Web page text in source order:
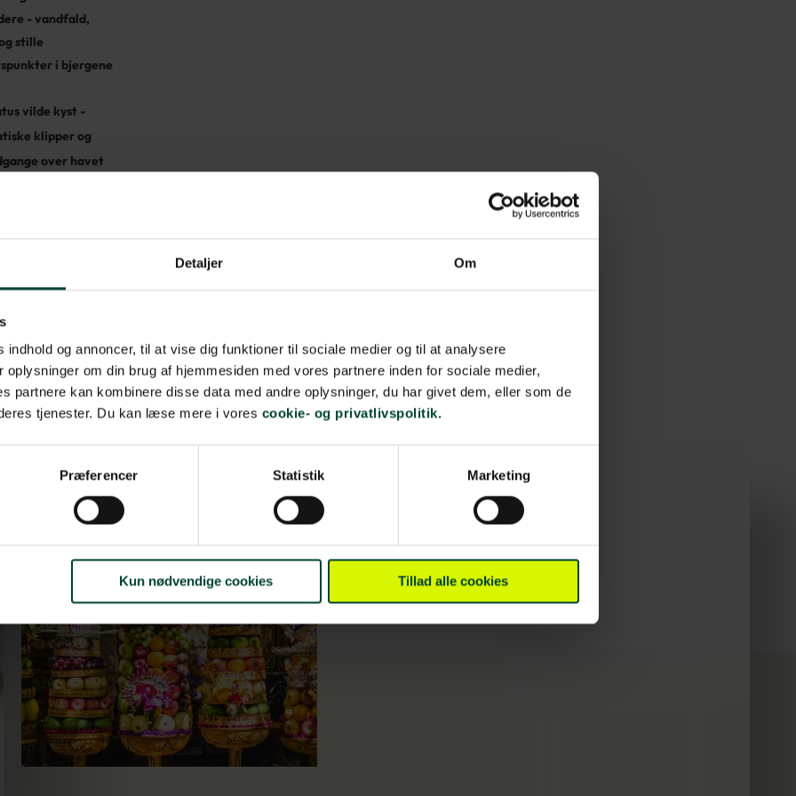
Detaljer Om
indhold og annoncer, til at vise dig funktioner til sociale medier og til at analysere
oplysninger om din brug af hjemmesiden med vores partnere inden for sociale medier,
partnere kan kombinere disse data med andre oplysninger, du har givet dem, eller som de
tjenester. Du kan læse mere i vores cookie- og privatlivspolitik.
Præferencer Statistik Marketing
Kun nødvendige cookies Tillad alle cookies
- vandfald,
stille
i bjergene
vilde kyst -
klipper og
over havet
og fordybelse